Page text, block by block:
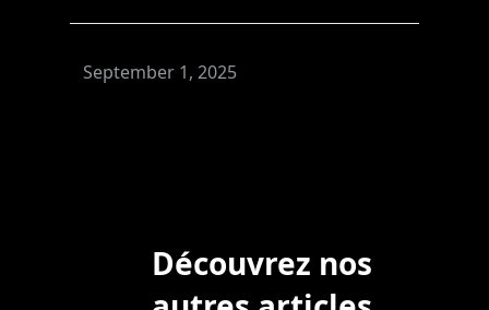
September 1, 2025
Découvrez nos